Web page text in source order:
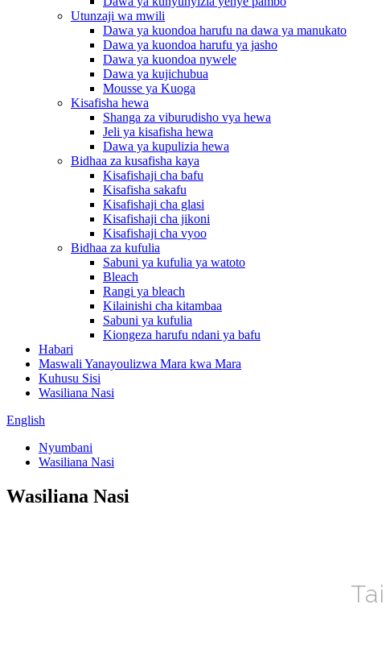
Utunzaji wa mwili
Dawa ya kuondoa harufu na dawa ya manukato
Dawa ya kuondoa harufu ya jasho
Dawa ya kuondoa nywele
Dawa ya kujichubua
Mousse ya Kuoga
Kisafisha hewa
Shanga za viburudisho vya hewa
Jeli ya kisafisha hewa
Dawa ya kupulizia hewa
Bidhaa za kusafisha kaya
Kisafishaji cha bafu
Kisafisha sakafu
Kisafishaji cha glasi
Kisafishaji cha jikoni
Kisafishaji cha vyoo
Bidhaa za kufulia
Sabuni ya kufulia ya watoto
Bleach
Rangi ya bleach
Kilainishi cha kitambaa
Sabuni ya kufulia
Kiongeza harufu ndani ya bafu
Habari
Maswali Yanayoulizwa Mara kwa Mara
Kuhusu Sisi
Wasiliana Nasi
English
Nyumbani
Wasiliana Nasi
Wasiliana Nasi